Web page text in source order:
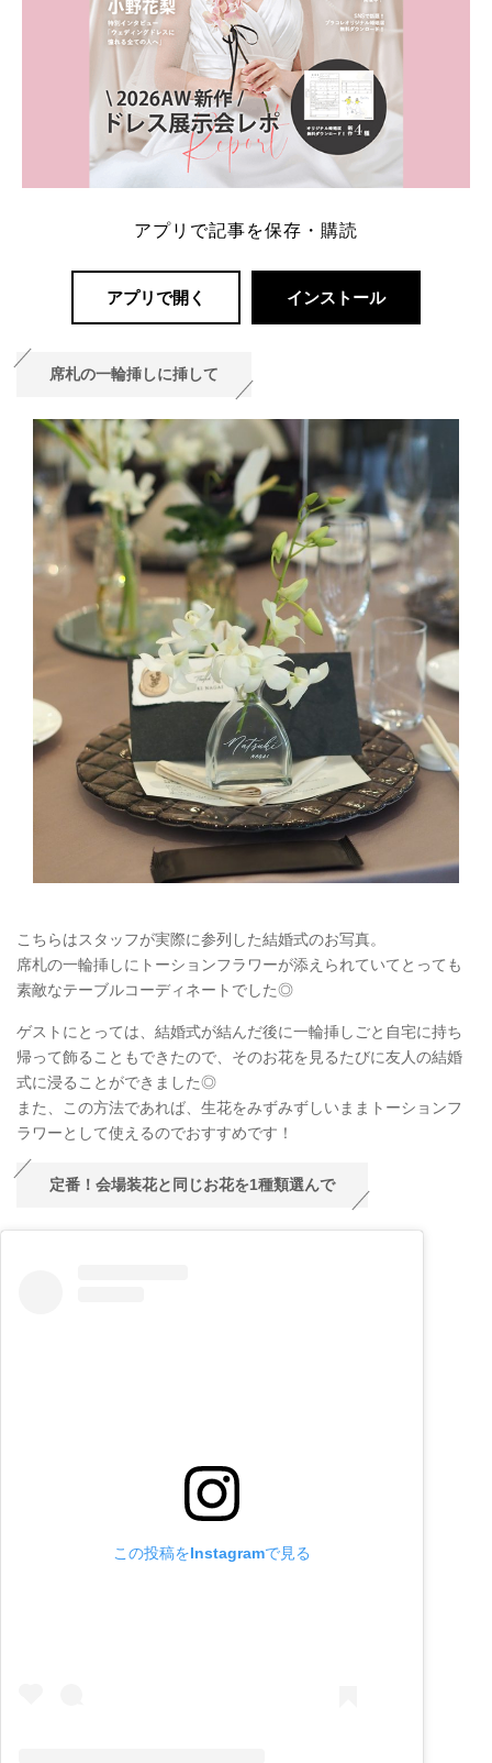
アプリで記事を保存・購読
アプリで開く インストール
席札の一輪挿しに挿して
こちらはスタッフが実際に参列した結婚式のお写真。
席札の一輪挿しにトーションフラワーが添えられていてとっても
素敵なテーブルコーディネートでした◎
ゲストにとっては、結婚式が結んだ後に一輪挿しごと自宅に持ち
帰って飾ることもできたので、そのお花を見るたびに友人の結婚
式に浸ることができました◎
また、この方法であれば、生花をみずみずしいままトーションフ
ラワーとして使えるのでおすすめです！
定番！会場装花と同じお花を1種類選んで
この投稿をInstagramで見る